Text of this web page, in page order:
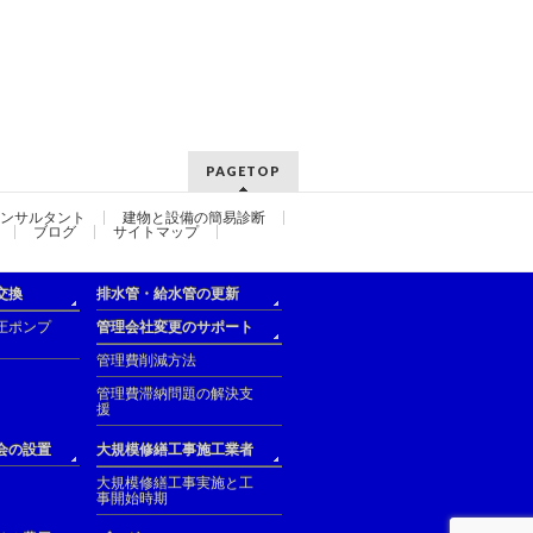
PAGETOP
サルタント
建物と設備の簡易診断
ブログ
サイトマップ
換
ポンプ
排水管・給水管の更新
管理会社変更のサポート
管理費削減方法
管理費滞納問題の解決支
援
の設置
大規模修繕工事施工業者
大規模修繕工事実施と工
事開始時期